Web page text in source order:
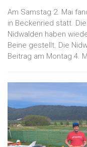
Am Samstag 2. Mai
in Beckenried statt.
Nidwalden haben
Beine gestellt. Die
Beitrag am Montag 4.